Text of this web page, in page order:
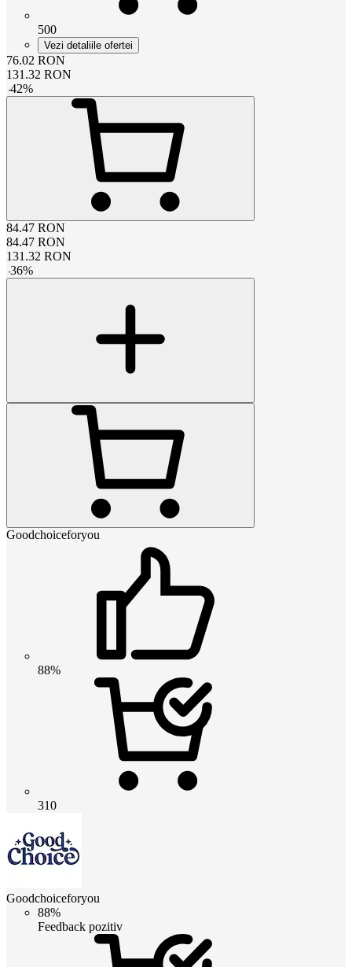
500
Vezi detaliile ofertei
76.02 RON
131.32 RON
-42%
84.47 RON
84.47 RON
131.32 RON
-36%
Goodchoiceforyou
88%
310
Goodchoiceforyou
88%
Feedback pozitiv